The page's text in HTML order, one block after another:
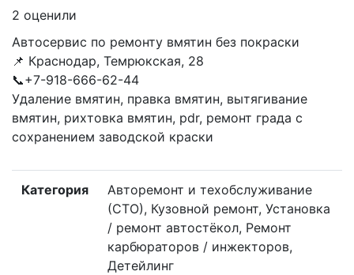
2 оценили
Автосервис по ремонту вмятин без покраски
📌 Краснодар, Темрюкская, 28
📞+7-918-666-62-44
Удаление вмятин, правка вмятин, вытягивание
вмятин, рихтовка вмятин, pdr, ремонт града с
сохранением заводской краски
Категория
Авторемонт и техобслуживание
(СТО), Кузовной ремонт, Установка
/ ремонт автостёкол, Ремонт
карбюраторов / инжекторов,
Детейлинг